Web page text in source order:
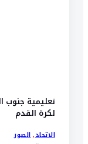
تعليمية جنوب
لكرة القدم
الاتحاد,الصور